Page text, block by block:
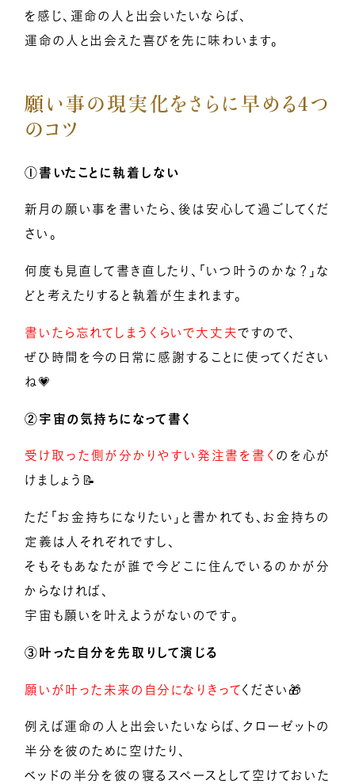
を感じ、運命の人と出会いたいならば、
運命の人と出会えた喜びを先に味わいます。
願い事の現実化をさらに早める4つ
のコツ
①書いたことに執着しない
新月の願い事を書いたら、後は安心して過ごしてくだ
さい。
何度も見直して書き直したり、「いつ叶うのかな？」な
どと考えたりすると執着が生まれます。
書いたら忘れてしまうくらいで大丈夫ですので、
ぜひ時間を今の日常に感謝することに使ってください
ね💗
②宇宙の気持ちになって書く
受け取った側が分かりやすい発注書を書くのを心が
けましょう📝
ただ「お金持ちになりたい」と書かれても、お金持ちの
定義は人それぞれですし、
そもそもあなたが誰で今どこに住んでいるのかが分
からなければ、
宇宙も願いを叶えようがないのです。
③叶った自分を先取りして演じる
願いが叶った未来の自分になりきってください🎁
例えば運命の人と出会いたいならば、クローゼットの
半分を彼のために空けたり、
ベッドの半分を彼の寝るスペースとして空けておいた